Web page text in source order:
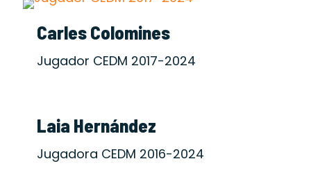
Carles Colomines
Jugador CEDM 2017-2024
Laia Hernández
Jugadora CEDM 2016-2024